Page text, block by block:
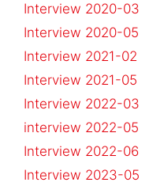
Interview 2020-03
Interview 2020-05
Interview 2021-02
Interview 2021-05
Interview 2022-03
interview 2022-05
Interview 2022-06
Interview 2023-05